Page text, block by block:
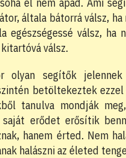
általa bátorrá válsz, ha
egészségessé válsz, ha
válsz.
olyan segítők
betöltekeztek ezzel
tanulva mondják
saját erődet erősítik
hanem érted. Nem
halászni az életed